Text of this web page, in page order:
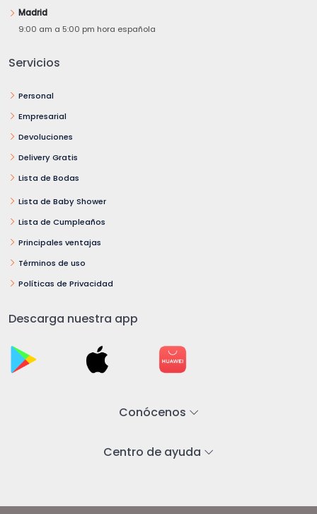
Madrid
9:00 am a 5:00 pm hora española
Servicios
Personal
Empresarial
Devoluciones
Delivery Gratis
Lista de Bodas
Lista de Baby Shower
Lista de Cumpleaños
Principales ventajas
Términos de uso
Políticas de Privacidad
Descarga nuestra app
Conócenos
Centro de ayuda